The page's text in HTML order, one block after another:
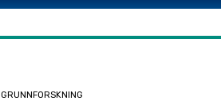
GRUNNFORSKNING